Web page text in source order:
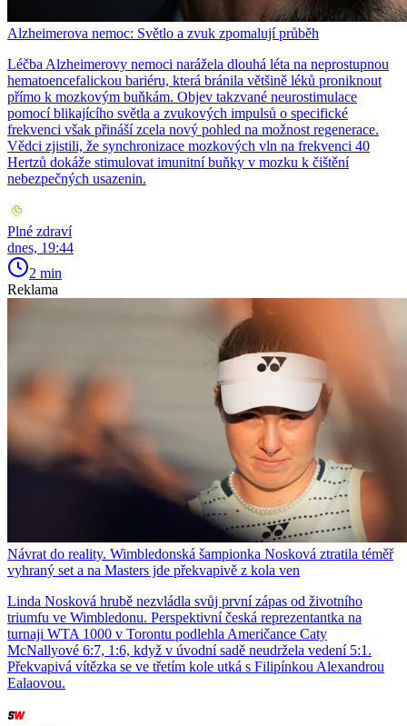
Alzheimerova nemoc: Světlo a zvuk zpomalují průběh
Léčba Alzheimerovy nemoci narážela dlouhá léta na neprostupnou
hematoencefalickou bariéru, která bránila většině léků proniknout
přímo k mozkovým buňkám. Objev takzvané neurostimulace
pomocí blikajícího světla a zvukových impulsů o specifické
frekvenci však přináší zcela nový pohled na možnost regenerace.
Vědci zjistili, že synchronizace mozkových vln na frekvenci 40
Hertzů dokáže stimulovat imunitní buňky v mozku k čištění
nebezpečných usazenin.
Plné zdraví
dnes, 19:44
2 min
Reklama
Návrat do reality. Wimbledonská šampionka Nosková ztratila téměř
vyhraný set a na Masters jde překvapivě z kola ven
Linda Nosková hrubě nezvládla svůj první zápas od životního
triumfu ve Wimbledonu. Perspektivní česká reprezentantka na
turnaji WTA 1000 v Torontu podlehla Američance Caty
McNallyové 6:7, 1:6, když v úvodní sadě neudržela vedení 5:1.
Překvapivá vítězka se ve třetím kole utká s Filipínkou Alexandrou
Ealaovou.